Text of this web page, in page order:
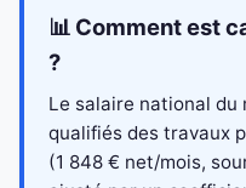
📊 Comment est
?
Le salaire national du
qualifiés des travaux
(1 848 € net/mois,